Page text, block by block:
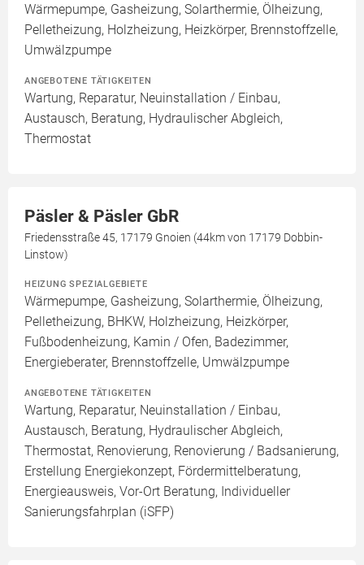
Wärmepumpe, Gasheizung, Solarthermie, Ölheizung,
Pelletheizung, Holzheizung, Heizkörper, Brennstoffzelle,
Umwälzpumpe
ANGEBOTENE TÄTIGKEITEN
Wartung, Reparatur, Neuinstallation / Einbau,
Austausch, Beratung, Hydraulischer Abgleich,
Thermostat
Päsler & Päsler GbR
Friedensstraße 45, 17179 Gnoien (44km von 17179 Dobbin-
Linstow)
HEIZUNG SPEZIALGEBIETE
Wärmepumpe, Gasheizung, Solarthermie, Ölheizung,
Pelletheizung, BHKW, Holzheizung, Heizkörper,
Fußbodenheizung, Kamin / Ofen, Badezimmer,
Energieberater, Brennstoffzelle, Umwälzpumpe
ANGEBOTENE TÄTIGKEITEN
Wartung, Reparatur, Neuinstallation / Einbau,
Austausch, Beratung, Hydraulischer Abgleich,
Thermostat, Renovierung, Renovierung / Badsanierung,
Erstellung Energiekonzept, Fördermittelberatung,
Energieausweis, Vor-Ort Beratung, Individueller
Sanierungsfahrplan (iSFP)